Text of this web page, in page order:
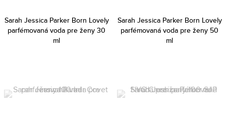
Sarah Jessica Parker Born Lovely
parfémovaná voda pre ženy 30
ml
Sarah Jessica Parker Born Lovely
parfémovaná voda pre ženy 50
ml